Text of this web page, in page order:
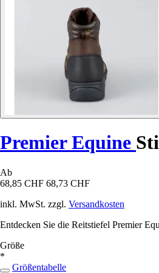
Premier Equine
Ab
68,85 CHF 68,73 CHF
inkl. MwSt. zzgl. Versandkosten
Entdecken Sie die Reitstiefel Premier
Größe
*
Größentabelle